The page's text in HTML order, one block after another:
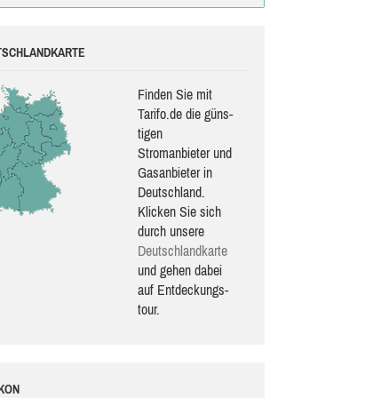
Finden Sie mit
Tarifo.de die güns­
ti­gen
Stromanbieter und
Gasanbieter in
Deutschland.
Klicken Sie sich
durch unsere
Deutsch­land­karte
und gehen dabei
auf Ent­de­ckungs­
tour.